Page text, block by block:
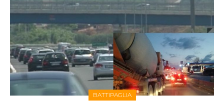
BATTIPAGLIA